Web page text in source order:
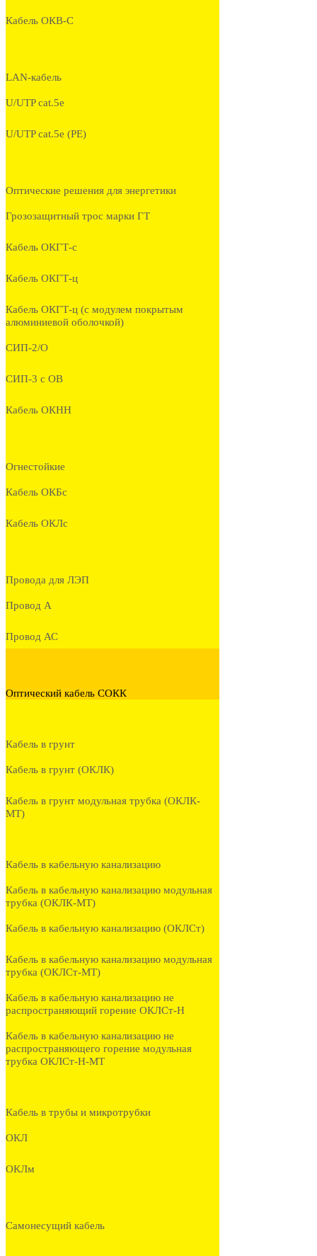
Кабель ОКВ-С
LAN-кабель
U/UTP cat.5e
U/UTP cat.5e (PE)
Оптические решения для энергетики
Грозозащитный трос марки ГТ
Кабель ОКГТ-с
Кабель ОКГТ-ц
Кабель ОКГТ-ц (с модулем покрытым
алюминиевой оболочкой)
СИП-2/О
СИП-3 с ОВ
Кабель ОКНН
Огнестойкие
Кабель ОКБc
Кабель ОКЛc
Провода для ЛЭП
Провод А
Провод АС
Оптический кабель СОКК
Кабель в грунт
Кабель в грунт (ОКЛК)
Кабель в грунт модульная трубка (ОКЛК-
МТ)
Кабель в кабельную канализацию
Кабель в кабельную канализацию модульная
трубка (ОКЛК-МТ)
Кабель в кабельную канализацию (ОКЛСт)
Кабель в кабельную канализацию модульная
трубка (ОКЛСт-МТ)
Кабель в кабельную канализацию не
распространяющий горение ОКЛСт-Н
Кабель в кабельную канализацию не
распространяющего горение модульная
трубка ОКЛСт-Н-МТ
Кабель в трубы и микротрубки
ОКЛ
ОКЛм
Самонесущий кабель